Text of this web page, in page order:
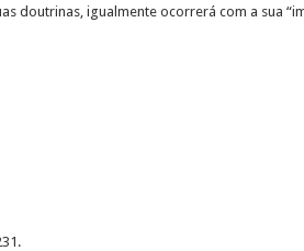
doutrinas, igualmente ocorrerá com a sua